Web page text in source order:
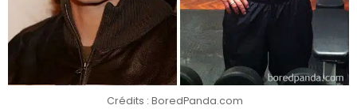
Crédits : BoredPanda.com